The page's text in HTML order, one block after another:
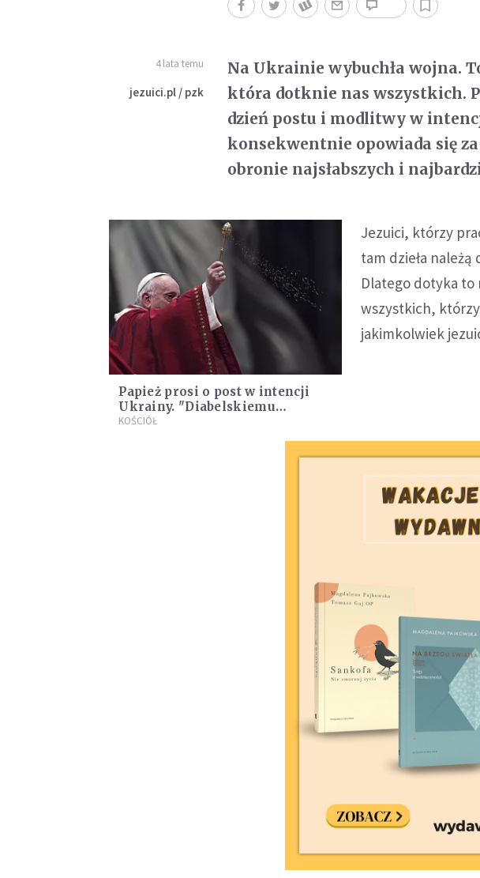
4 lata temu
jezuici.pl / pzk
Na Ukrainie wybuchła wojna.
która dotknie nas wszystkich.
dzień postu i modlitwy w
konsekwentnie opowiada się
obronie najsłabszych i
Papież prosi o post w intencji
Ukrainy. "Diabelskiemu
szaleństwu przemocy odpowiada
KOŚCIÓŁ
Jezuici, którzy
tam dzieła należą
Dlatego dotyka to
wszystkich,
jakimkolwiek